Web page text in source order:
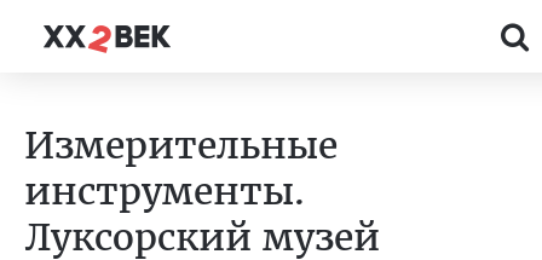
Измерительные
инструменты.
Луксорский музей